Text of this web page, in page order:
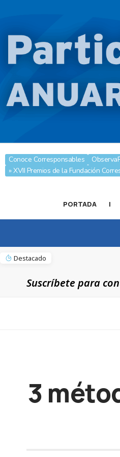
Conoce Corresponsables
» XVII Premios de la Fundación
PORTADA |
Destacado
Suscríbete para
3